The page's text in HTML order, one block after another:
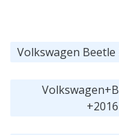
Volkswagen Beetle